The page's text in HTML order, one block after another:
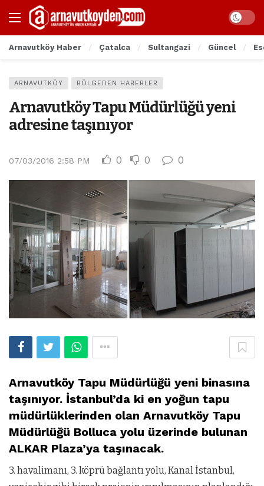
Arnavutköy Haber Çatalca Sultangazi Güncel
ARNAVUTKÖY BÖLGEDEN HABERLER
Arnavutköy Tapu Müdürlüğü yeni
adresine taşınıyor
07/03/2016 2:58 PM 0 0 0
Arnavutköy Tapu Müdürlüğü yeni binasına
taşınıyor. İstanbul’da ki en yoğun tapu
müdürlüklerinden olan Arnavutköy Tapu
Müdürlüğü Bolluca yolu üzerinde bulunan
ALKAR Plaza’ya taşınacak.
3. havalimanı, 3. köprü bağlantı yolu, Kanal İstanbul,